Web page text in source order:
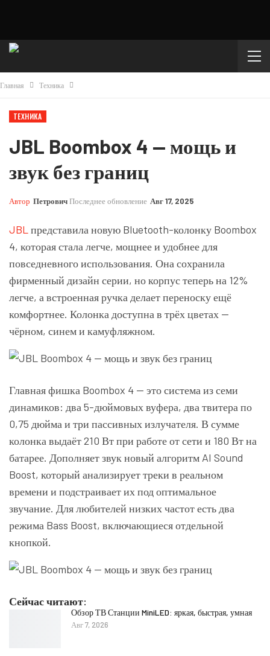
Главная Техника
ТЕХНИКА
JBL Boombox 4 — мощь и
звук без границ
Автор ПетровичПоследнее обновление Авг 17, 2025
JBL представила новую Bluetooth-колонку Boombox
4, которая стала легче, мощнее и удобнее для
повседневного использования. Она сохранила
фирменный дизайн серии, но корпус теперь на 12%
легче, а встроенная ручка делает переноску ещё
комфортнее. Колонка доступна в трёх цветах —
чёрном, синем и камуфляжном.
Главная фишка Boombox 4 — это система из семи
динамиков: два 5-дюймовых вуфера, два твитера по
0,75 дюйма и три пассивных излучателя. В сумме
колонка выдаёт 210 Вт при работе от сети и 180 Вт на
батарее. Дополняет звук новый алгоритм AI Sound
Boost, который анализирует треки в реальном
времени и подстраивает их под оптимальное
звучание. Для любителей низких частот есть два
режима Bass Boost, включающиеся отдельной
кнопкой.
Сейчас читают:
Обзор ТВ Станции MiniLED: яркая, быстрая, умная
Авг 7, 2026